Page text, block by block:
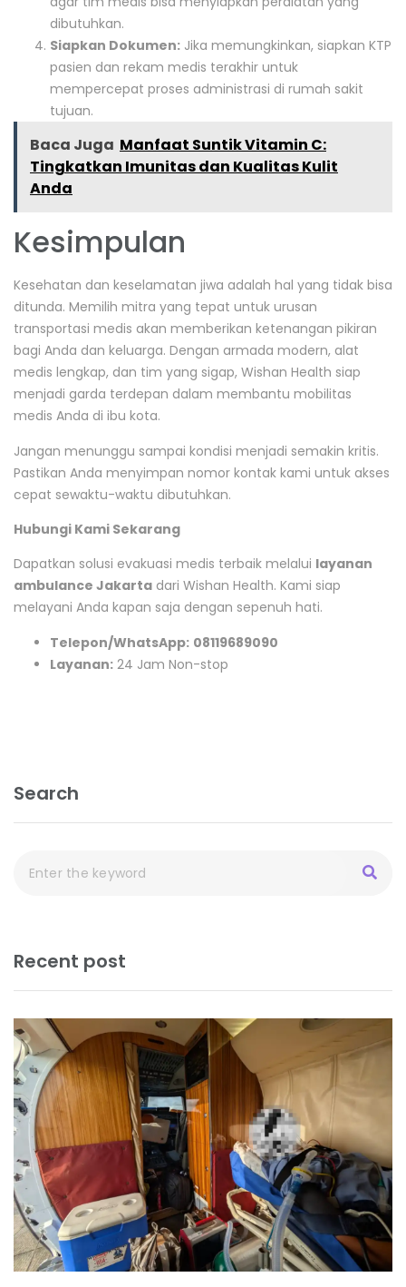
dibutuhkan.
Siapkan Dokumen: Jika memungkinkan, siapkan KTP
pasien dan rekam medis terakhir untuk
mempercepat proses administrasi di rumah sakit
tujuan.
Baca Juga Manfaat Suntik Vitamin C:
Tingkatkan Imunitas dan Kualitas Kulit
Anda
Kesimpulan
Kesehatan dan keselamatan jiwa adalah hal yang tidak bisa
ditunda. Memilih mitra yang tepat untuk urusan
transportasi medis akan memberikan ketenangan pikiran
bagi Anda dan keluarga. Dengan armada modern, alat
medis lengkap, dan tim yang sigap, Wishan Health siap
menjadi garda terdepan dalam membantu mobilitas
medis Anda di ibu kota.
Jangan menunggu sampai kondisi menjadi semakin kritis.
Pastikan Anda menyimpan nomor kontak kami untuk akses
cepat sewaktu-waktu dibutuhkan.
Hubungi Kami Sekarang
Dapatkan solusi evakuasi medis terbaik melalui layanan
ambulance Jakarta dari Wishan Health. Kami siap
melayani Anda kapan saja dengan sepenuh hati.
Telepon/WhatsApp: 08119689090
Layanan: 24 Jam Non-stop
Search
Recent post